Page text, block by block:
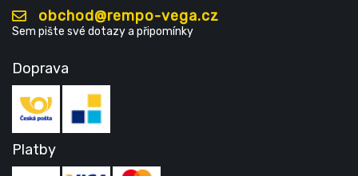
obchod@rempo-vega.cz
Sem pište své dotazy a připomínky
Doprava
Platby